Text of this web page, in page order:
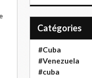
Catégories
#Cuba
#Venezuela
#cuba